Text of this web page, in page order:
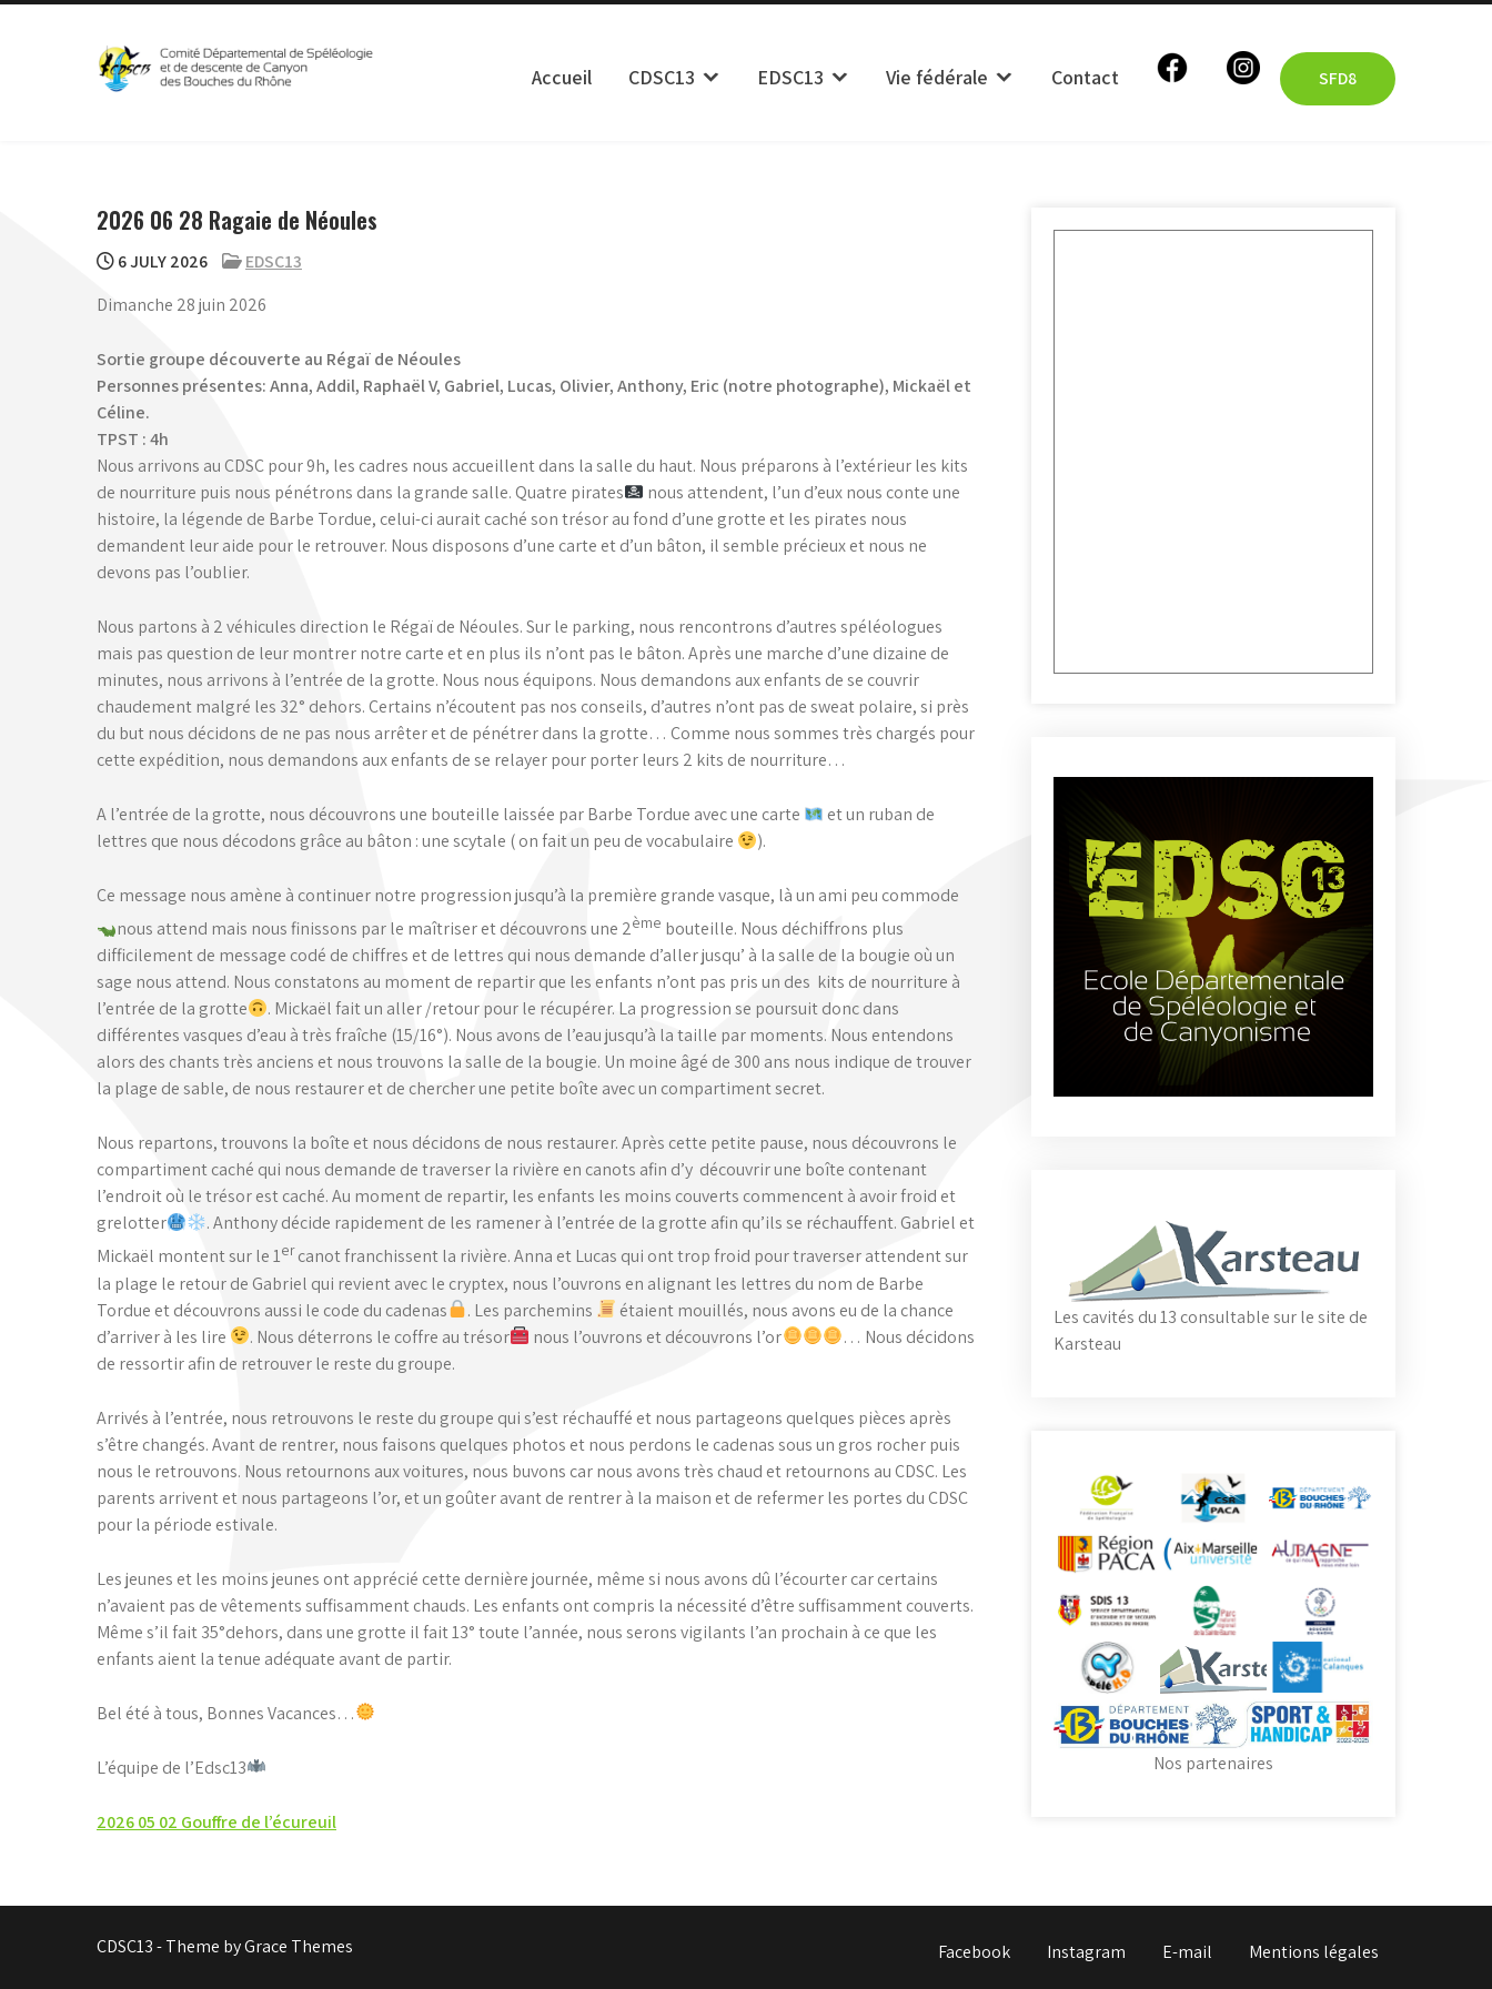
Skip
Accueil CDSC13 EDSC13 Vie fédérale Contact SFD8
2026 06 28 Ragaie de Néoules
6 JULY 2026
EDSC13
Dimanche 28 juin 2026
Sortie groupe découverte au Régaï de Néoules
Personnes présentes: Anna, Addil, Raphaël V, Gabriel, Lucas, Olivier, Anthony, Eric (notre photographe), Mickaël et
Céline.
TPST : 4h
Nous arrivons au CDSC pour 9h, les cadres nous accueillent dans la salle du haut. Nous préparons à l’extérieur les kits
de nourriture puis nous pénétrons dans la grande salle. Quatre pirates
nous attendent, l’un d’eux nous conte une
histoire, la légende de Barbe Tordue, celui-ci aurait caché son trésor au fond d’une grotte et les pirates nous
demandent leur aide pour le retrouver. Nous disposons d’une carte et d’un bâton, il semble précieux et nous ne
devons pas l’oublier.
Nous partons à 2 véhicules direction le Régaï de Néoules. Sur le parking, nous rencontrons d’autres spéléologues
mais pas question de leur montrer notre carte et en plus ils n’ont pas le bâton. Après une marche d’une dizaine de
minutes, nous arrivons à l’entrée de la grotte. Nous nous équipons. Nous demandons aux enfants de se couvrir
chaudement malgré les 32° dehors. Certains n’écoutent pas nos conseils, d’autres n’ont pas de sweat polaire, si près
du but nous décidons de ne pas nous arrêter et de pénétrer dans la grotte… Comme nous sommes très chargés pour
cette expédition, nous demandons aux enfants de se relayer pour porter leurs 2 kits de nourriture…
A l’entrée de la grotte, nous découvrons une bouteille laissée par Barbe Tordue avec une carte
et un ruban de
lettres que nous décodons grâce au bâton : une scytale ( on fait un peu de vocabulaire
).
Ce message nous amène à continuer notre progression jusqu’à la première grande vasque, là un ami peu commode
nous attend mais nous finissons par le maîtriser et découvrons une 2ème bouteille. Nous déchiffrons plus
difficilement de message codé de chiffres et de lettres qui nous demande d’aller jusqu’ à la salle de la bougie où un
sage nous attend. Nous constatons au moment de repartir que les enfants n’ont pas pris un des kits de nourriture à
l’entrée de la grotte
. Mickaël fait un aller /retour pour le récupérer. La progression se poursuit donc dans
différentes vasques d’eau à très fraîche (15/16°). Nous avons de l’eau jusqu’à la taille par moments. Nous entendons
alors des chants très anciens et nous trouvons la salle de la bougie. Un moine âgé de 300 ans nous indique de trouver
la plage de sable, de nous restaurer et de chercher une petite boîte avec un compartiment secret.
Nous repartons, trouvons la boîte et nous décidons de nous restaurer. Après cette petite pause, nous découvrons le
compartiment caché qui nous demande de traverser la rivière en canots afin d’y découvrir une boîte contenant
l’endroit où le trésor est caché. Au moment de repartir, les enfants les moins couverts commencent à avoir froid et
grelotter
. Anthony décide rapidement de les ramener à l’entrée de la grotte afin qu’ils se réchauffent. Gabriel et
Mickaël montent sur le 1ercanot franchissent la rivière. Anna et Lucas qui ont trop froid pour traverser attendent sur
la plage le retour de Gabriel qui revient avec le cryptex, nous l’ouvrons en alignant les lettres du nom de Barbe
Tordue et découvrons aussi le code du cadenas
. Les parchemins
étaient mouillés, nous avons eu de la chance
d’arriver à les lire
. Nous déterrons le coffre au trésor nous l’ouvrons et découvrons l’or
… Nous décidons
de ressortir afin de retrouver le reste du groupe.
Arrivés à l’entrée, nous retrouvons le reste du groupe qui s’est réchauffé et nous partageons quelques pièces après
s’être changés. Avant de rentrer, nous faisons quelques photos et nous perdons le cadenas sous un gros rocher puis
nous le retrouvons. Nous retournons aux voitures, nous buvons car nous avons très chaud et retournons au CDSC. Les
parents arrivent et nous partageons l’or, et un goûter avant de rentrer à la maison et de refermer les portes du CDSC
pour la période estivale.
Les jeunes et les moins jeunes ont apprécié cette dernière journée, même si nous avons dû l’écourter car certains
n’avaient pas de vêtements suffisamment chauds. Les enfants ont compris la nécessité d’être suffisamment couverts.
Même s’il fait 35°dehors, dans une grotte il fait 13° toute l’année, nous serons vigilants l’an prochain à ce que les
enfants aient la tenue adéquate avant de partir.
Bel été à tous, Bonnes Vacances…
L’équipe de l’Edsc13
Post
2026 05 02 Gouffre de l’écureuil
Les cavités du 13 consultable sur le site de
Karsteau
Nos partenaires
CDSC13 - Theme by Grace Themes Facebook Instagram E-mail Mentions légales